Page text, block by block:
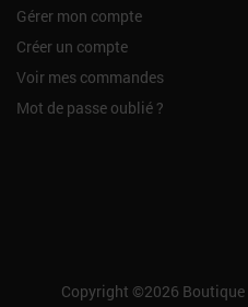
Gérer mon compte
Créer un compte
Voir mes commandes
Mot de passe oublié ?
Copyright ©2026